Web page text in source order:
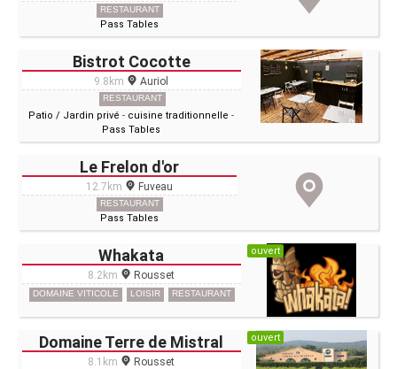
RESTAURANT
Pass Tables
Bistrot Cocotte
9.8km Auriol
RESTAURANT
Patio / Jardin privé - cuisine traditionnelle -
Pass Tables
Le Frelon d'or
12.7km Fuveau
RESTAURANT
Pass Tables
Whakata
8.2km Rousset
DOMAINE VITICOLE LOISIR RESTAURANT
ouvert
Domaine Terre de Mistral
8.1km Rousset
ouvert